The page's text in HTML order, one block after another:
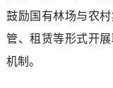
鼓励国有林场与农
管、租赁等形式开
机制。